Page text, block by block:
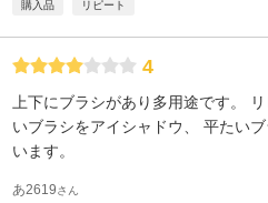
購入品 リピート
4
上下にブラシがあり多用途です。
いブラシをアイシャドウ、 平たい
います。
あ2619さん